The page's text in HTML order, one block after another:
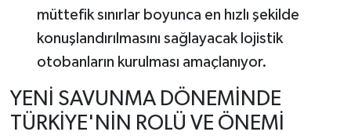
müttefik sınırlar boyunca en hızlı şekilde
konuşlandırılmasını sağlayacak lojistik
otobanların kurulması amaçlanıyor.
YENİ SAVUNMA DÖNEMİNDE
TÜRKİYE'NİN ROLÜ VE ÖNEMİ